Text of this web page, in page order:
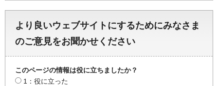
より良いウェブサイトにするためにみなさま
のご意見をお聞かせください
このページの情報は役に立ちましたか？
1：役に立った